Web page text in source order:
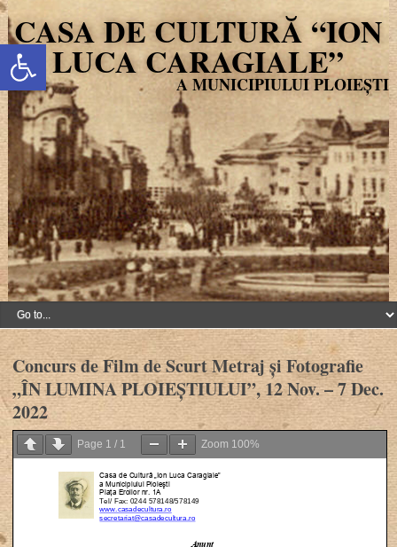
Deschide bara de unelte
CASA DE CULTURĂ “ION
LUCA CARAGIALE”
Concurs de Film de Scurt Metraj și Fotografie
„ÎN LUMINA PLOIEȘTIULUI”, 12 Nov. – 7 Dec.
2022
Page 1 / 1 Zoom 100%